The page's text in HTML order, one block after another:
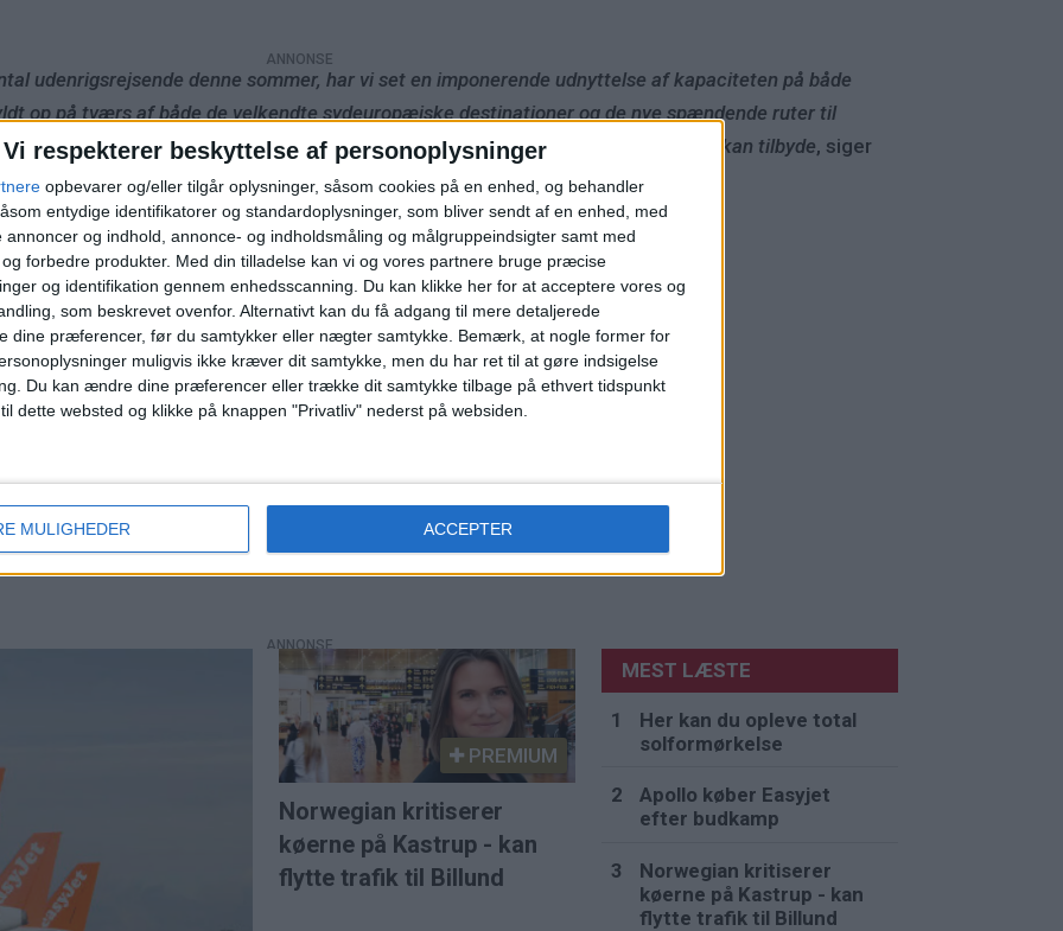
Vi respekterer beskyttelse af personoplysninger
opbevarer og/eller tilgår oplysninger, såsom cookies på en enhed, og behandler
entydige identifikatorer og standardoplysninger, som bliver sendt af en enhed, med
annoncer og indhold, annonce- og indholdsmåling og målgruppeindsigter samt med
forbedre produkter. Med din tilladelse kan vi og vores partnere bruge præcise
og identifikation gennem enhedsscanning. Du kan klikke her for at acceptere vores og
som beskrevet ovenfor. Alternativt kan du få adgang til mere detaljerede
dine præferencer, før du samtykker eller nægter samtykke. Bemærk, at nogle former for
muligvis ikke kræver dit samtykke, men du har ret til at gøre indsigelse
Du kan ændre dine præferencer eller trække dit samtykke tilbage på ethvert tidspunkt
dette websted og klikke på knappen "Privatliv" nederst på websiden.
MULIGHEDER ACCEPTER
udenrigsrejsende denne sommer, har vi set en imponerende udnyttelse af kapaciteten på både
op på tværs af både de velkendte sydeuropæiske destinationer og de nye spændende ruter til
stadig er stærk, og at vores passagerer værdsætter de nye muligheder, vi kan tilbyde, siger
2023 2024
2025
53.463 46.370
54.231
53.226 56.265
49.007
137.006 135.913 136.632
PREMIUM
Norwegian kritiserer
køerne på Kastrup - kan
flytte trafik til Billund
MEST LÆSTE
Her kan du opleve total
solformørkelse
Apollo køber Easyjet
efter budkamp
Norwegian kritiserer
køerne på Kastrup - kan
flytte trafik til Billund